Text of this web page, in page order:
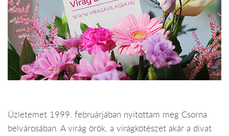
Üzletemet 1999. februárjában nyitottam meg Csorna
belvárosában. A virág örök, a virágkötészet akár a divat